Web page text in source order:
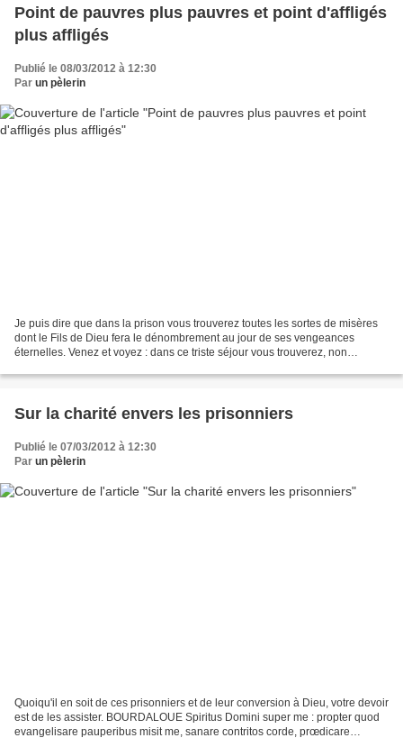
Point de pauvres plus pauvres et point d'affligés
plus affligés
Publié le 08/03/2012 à 12:30
Par un pèlerin
Je puis dire que dans la prison vous trouverez toutes les sortes de misères
dont le Fils de Dieu fera le dénombrement au jour de ses vengeances
éternelles. Venez et voyez : dans ce triste séjour vous trouverez, non
Sur la charité envers les prisonniers
Publié le 07/03/2012 à 12:30
Par un pèlerin
Quoiqu'il en soit de ces prisonniers et de leur conversion à Dieu, votre devoir
est de les assister. BOURDALOUE Spiritus Domini super me : propter quod
evangelisare pauperibus misit me, sanare contritos corde, prœdicare